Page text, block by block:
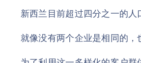
新西兰目前超过四分之一的
就像没有两个企业是相同的，